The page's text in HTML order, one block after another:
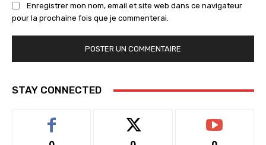
Enregistrer mon nom, email et site web dans ce navigateur
pour la prochaine fois que je commenterai.
STAY CONNECTED